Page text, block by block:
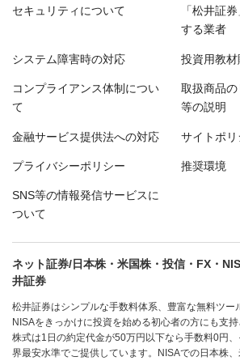
セキュリティについて 「松井証
する業者
システム障害時の対応 投資用教
コンプライアンス体制につい
て
取扱商品
等の説明
金融サービス提供法への対応 サイトポリ
プライバシーポリシー 推奨環境
SNS等の情報発信サービスに
ついて
ネット証券/日本株・米国株・投信・FX・
井証券
松井証券はシンプルな手数料体系、豊富な無料ツー
NISAをきっかけに投資を始める初心者の方にも支持
株式は1日の約定代金が50万円以下なら手数料0円
界最安水準でご提供しています。NISAでの日本株